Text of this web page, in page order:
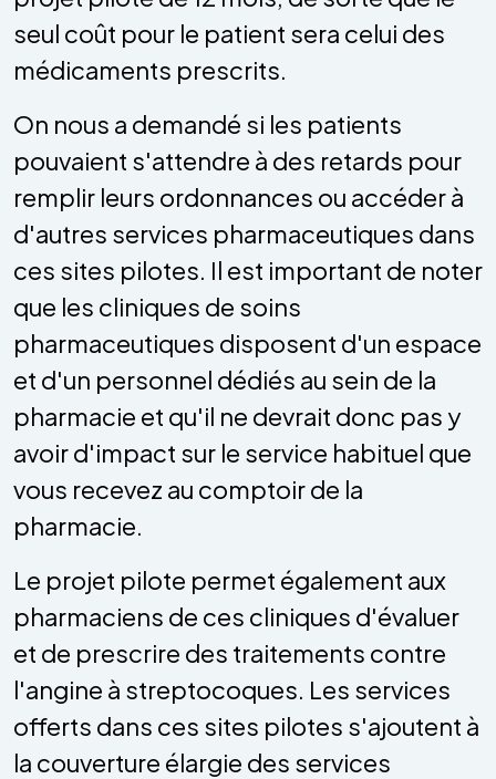
seul coût pour le patient sera celui des
médicaments prescrits.
On nous a demandé si les patients
pouvaient s'attendre à des retards pour
remplir leurs ordonnances ou accéder à
d'autres services pharmaceutiques dans
ces sites pilotes. Il est important de noter
que les cliniques de soins
pharmaceutiques disposent d'un espace
et d'un personnel dédiés au sein de la
pharmacie et qu'il ne devrait donc pas y
avoir d'impact sur le service habituel que
vous recevez au comptoir de la
pharmacie.
Le projet pilote permet également aux
pharmaciens de ces cliniques d'évaluer
et de prescrire des traitements contre
l'angine à streptocoques. Les services
offerts dans ces sites pilotes s'ajoutent à
la couverture élargie des services